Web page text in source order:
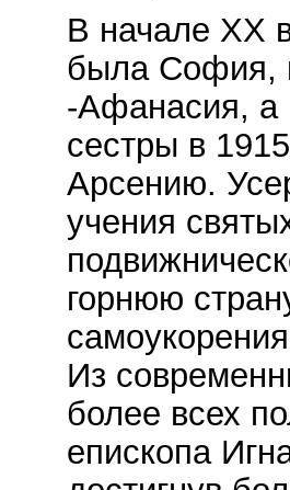
В начале XX
была София,
-Афанасия, а
сестры в
Арсению.
учения
горнюю
Из
более всех
епископа